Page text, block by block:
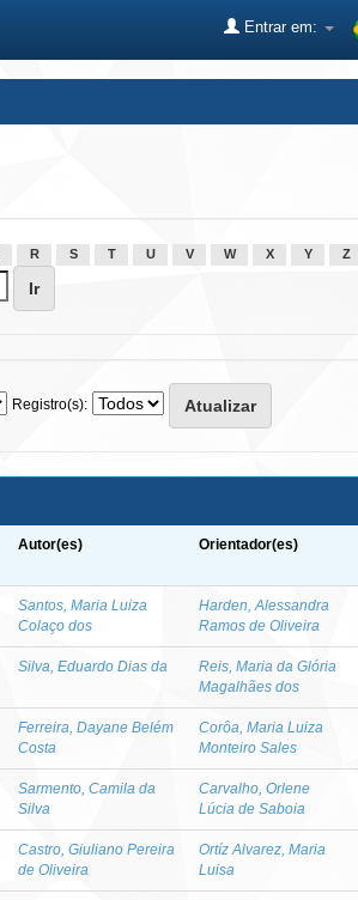
Entrar em:
R S T U V W X Y Z
Registro(s):
Autor(es) Orientador(es)
Santos, Maria Luiza
Colaço dos
Harden, Alessandra
Ramos de Oliveira
Silva, Eduardo Dias da
Reis, Maria da Glória
Magalhães dos
Ferreira, Dayane Belém
Costa
Corôa, Maria Luiza
Monteiro Sales
Sarmento, Camila da
Silva
Carvalho, Orlene
Lúcia de Saboia
Castro, Giuliano Pereira
de Oliveira
Ortíz Alvarez, Maria
Luisa